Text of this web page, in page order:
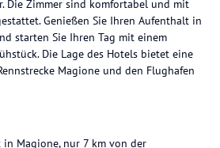
Die Zimmer sind komfortabel und mit
Genießen Sie Ihren Aufenthalt in
starten Sie Ihren Tag mit einem
Die Lage des Hotels bietet eine
Magione und den Flughafen
Magione, nur 7 km von der